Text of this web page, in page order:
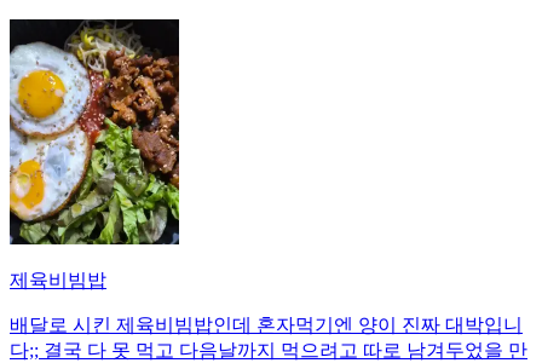
제육비빔밥
배달로 시킨 제육비빔밥인데 혼자먹기엔 양이 진짜 대박입니
다;; 결국 다 못 먹고 다음날까지 먹으려고 따로 남겨두었을 만